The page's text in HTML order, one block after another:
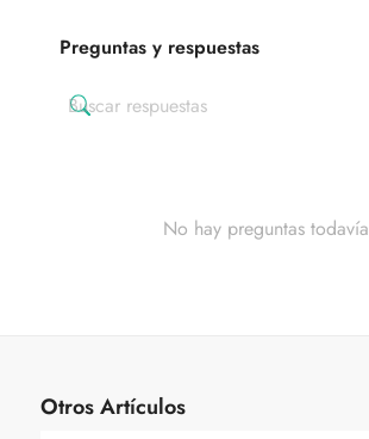
Preguntas y respuestas
No hay preguntas todavía
Otros Artículos